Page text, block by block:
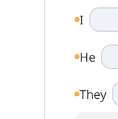
I
He
They